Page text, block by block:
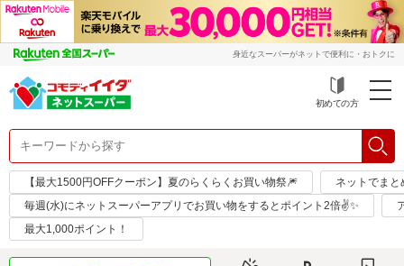
身近なスーパーがネットで便利に・おトクに
初めての方
【最大1500円OFFクーポン】夏のらくらくお買い物祭🎆
ネットでまと
毎週(水)にネットスーパーアプリでお買い物をするとポイント2倍✌✨
最大1,000ポイント！